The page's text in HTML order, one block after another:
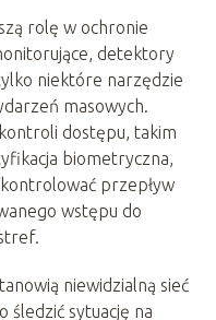
rolę w ochronie
detektory
niektóre narzędzie
masowych.
dostępu, takim
biometryczna,
przepływ
wstępu do
niewidzialną sieć
śledzić sytuację na